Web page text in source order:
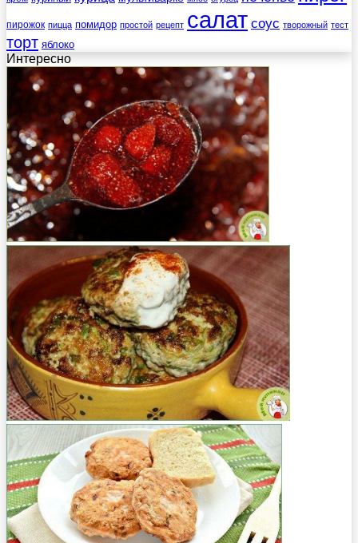
пирожок пицца помидор простой рецепт салат соус творожный тест
торт яблоко
Интересно